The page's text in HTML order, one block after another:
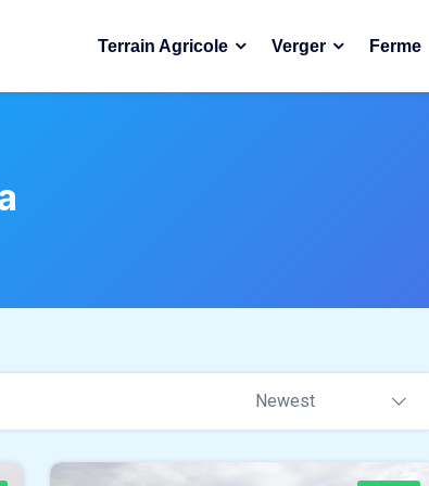
Terrain Agricole Verger Ferme
Newest